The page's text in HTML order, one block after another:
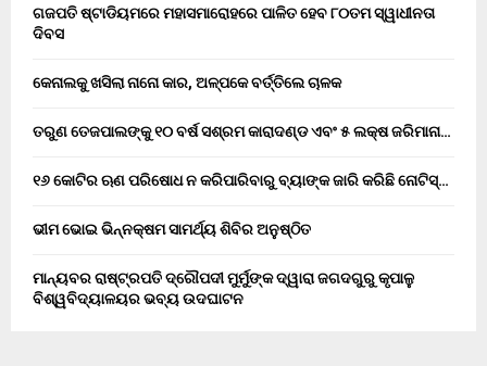
ଗଜପତି ଷ୍ଟାଡିୟମରେ ମହାସମାରୋହରେ ପାଳିତ ହେବ ୮୦ତମ ସ୍ୱାଧୀନତା
ଦିବସ
କେନାଲକୁ ଖସିଲା ନାନୋ କାର, ଅଳ୍ପକେ ବର୍ତ୍ତିଲେ ଚାଳକ
ତରୁଣ ତେଜପାଲଙ୍କୁ ୧୦ ବର୍ଷ ସଶ୍ରମ କାରାଦଣ୍ଡ ଏବଂ ₹୫ ଲକ୍ଷ ଜରିମାନା…
୧୬ କୋଟିର ଋଣ ପରିଷୋଧ ନ କରିପାରିବାରୁ ବ୍ୟାଙ୍କ ଜାରି କରିଛି ନୋଟିସ୍…
ଭୀମ ଭୋଇ ଭିନ୍ନକ୍ଷମ ସାମର୍ଥ୍ୟ ଶିବିର ଅନୁଷ୍ଠିତ
ମାନ୍ୟବର ରାଷ୍ଟ୍ରପତି ଦ୍ରୌପଦୀ ମୁର୍ମୁଙ୍କ ଦ୍ୱାରା ଜଗଦଗୁରୁ କୃପାଳୁ
ବିଶ୍ୱବିଦ୍ୟାଳୟର ଭବ୍ୟ ଉଦଘାଟନ